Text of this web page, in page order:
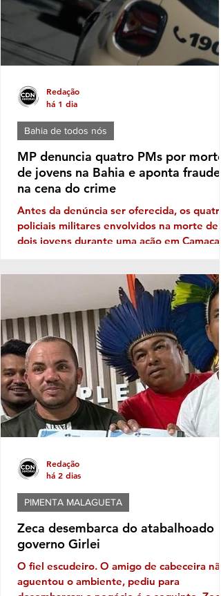
MP denuncia quatro PMs por
de jovens na Bahia e aponta fraude
na cena do crime
Antes da denúncia ser oferecida, os quatro
policiais militares envolvidos na morte de
dois jovens durante uma ação em
execução e fraude na cena do crime.
o Ministério Público da Bahia (MP-BA)
concluiu que há indícios suficientes para
responsabilizar os agentes e encaminhou o
caso à Justiça, pedindo que eles sejam
julgados pelo Tribunal do Júri. O Ministério
Público da Bahia (MP-BA) den
Bahia de todos nós
Redação
há 1 dia
Zeca desembarca do atabalhoado
governo Girlei
O fiel escudeiro. O amigo de cabeceira não
aguentou o ambiente, pediu para
PIMENTA MALAGUETA
Redação
há 2 dias